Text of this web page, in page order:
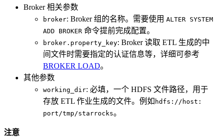
Broker 相关参数
broker: Broker 组的名称。需要使用 ALTER SYSTEM
ADD BROKER 命令提前完成配置。
broker.property_key: Broker 读取 ETL 生成的中
间文件时需要指定的认证信息等，详细可参考
BROKER LOAD。
其他参数
working_dir: 必填，一个 HDFS 文件路径，用于
存放 ETL 作业生成的文件。例如 hdfs://host:
port/tmp/starrocks。
注意